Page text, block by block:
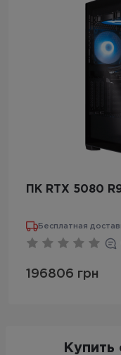
ПК RTX 5080
Бесплатная
196806 грн